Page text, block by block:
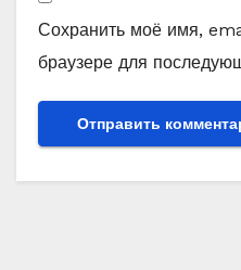
Сохранить моё имя,
браузере для